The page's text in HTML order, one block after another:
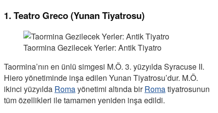
1. Teatro Greco (Yunan Tiyatrosu)
Taormina Gezilecek Yerler: Antik Tiyatro
Taormina’nın en ünlü simgesi M.Ö. 3. yüzyılda Syracuse II.
Hiero yönetiminde inşa edilen Yunan Tiyatrosu’dur. M.Ö.
ikinci yüzyılda Romayönetimi altında birRomatiyatrosunun
tüm özellikleri ile tamamen yeniden inşa edildi.